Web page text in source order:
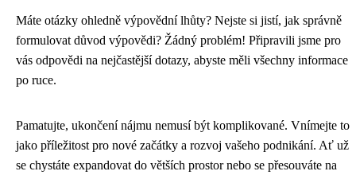
Máte otázky ohledně výpovědní lhůty? Nejste si jistí, jak správně
formulovat důvod výpovědi? Žádný problém! Připravili jsme pro
vás odpovědi na nejčastější dotazy, abyste měli všechny informace
po ruce.
Pamatujte, ukončení nájmu nemusí být komplikované. Vnímejte to
jako příležitost pro nové začátky a rozvoj vašeho podnikání. Ať už
se chystáte expandovat do větších prostor nebo se přesouváte na